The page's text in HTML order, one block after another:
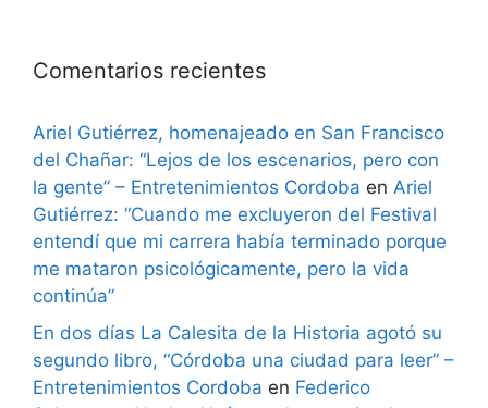
Comentarios recientes
Ariel Gutiérrez, homenajeado en San Francisco
del Chañar: “Lejos de los escenarios, pero con
la gente” – Entretenimientos Cordoba en Ariel
Gutiérrez: “Cuando me excluyeron del Festival
entendí que mi carrera había terminado porque
me mataron psicológicamente, pero la vida
continúa”
En dos días La Calesita de la Historia agotó su
segundo libro, “Córdoba una ciudad para leer” –
Entretenimientos Cordoba en Federico